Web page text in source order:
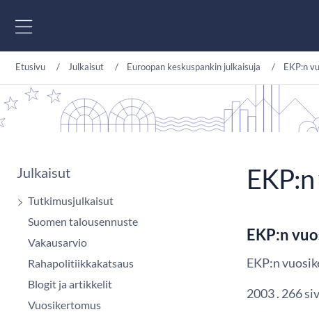
Etusivu Julkaisut Euroopan keskuspankin julkaisuja EKP:n
Julkaisut
Tutkimusjulkaisut
Suomen talousennuste
Vakausarvio
Rahapolitiikkakatsaus
Blogit ja artikkelit
Vuosikertomus
EKP:n
EKP:n
2003 . 266